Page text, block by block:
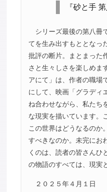
『砂と手
シリーズ最後の第八冊
てを生み出すもととなっ
批評の断片。まとまった
さと生々しさを楽しめま
アにて」は、作者の職場
にして、映画「グラディ
ね合わせながら、私たち
な現実を描いています。
この世界はどうなるのか
すべきなのか。未完にお
くのは、読者の皆さんひ
の物語のすべては、現実
２０２５年４月１日